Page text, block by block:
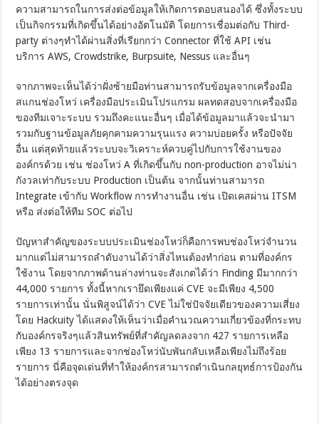
ความสามารถในการส่งต่อข้อมูลให้เกิดการตอบสนองได้ ซึ่งทั้งระบบ
เป็นกิจกรรมที่เกิดขึ้นได้อย่างอัตโนมัติ โดยการเชื่อมต่อกับ Third-
party ต่างๆทำได้ผ่านสิ่งที่เรียกกว่า Connector ที่ใช้ API เช่น
บริการ AWS, Crowdstrike, Burpsuite, Nessus และอื่นๆ
จากภาพจะเห็นได้ว่าฝั่งซ้ายมือท่านสามารถรับข้อมูลจากเครื่องมือ
สแกนช่องโหว่ เครื่องมือประเมินโปรแกรม ผลทดสอบจากเครื่องมือ
ของทีมเจาะระบบ รวมถึงคะแนะอื่นๆ เมื่อได้ข้อมูลมาแล้วจะนำมา
รวมกับฐานข้อมูลภัยคุกคามความรุนแรง ความบ่อยครั้ง หรือปัจจัย
อื่น แต่สุดท้ายแล้วระบบจะวิเคราะห์ควบคู่ไปกับการใช้งานของ
องค์กรด้วย เช่น ช่องโหว่ A ที่เกิดขึ้นกับ non-production อาจไม่น่า
กังวลเท่ากับระบบ Production เป็นต้น จากนั้นท่านสามารถ
Integrate เข้ากับ Workflow การทำงานอื่น เช่น เปิดเคสผ่าน ITSM
หรือ ส่งต่อให้ทีม SOC ต่อไป
ปัญหาสำคัญของระบบประเมินช่องโหว่ก็คือการพบช่องโหว่จำนวน
มากแต่ไม่สามารถลำดับงานได้ว่าสิ่งไหนต้องทำก่อน ตามที่องค์กร
ใช้งาน โดยจากภาพด้านล่างท่านจะสังเกตได้ว่า Finding มีมากกว่า
44,000 รายการ ทั้งนี้หากเรายึดเพียงแค่ CVE จะมีเพียง 4,500
รายการเท่านั้น นั่นพิสูจน์ได้ว่า CVE ไม่ใช่ปัจจัยเดียวของความเสี่ยง
โดย Hackuity ได้แสดงให้เห็นว่าเมื่อคำนวณความเกี่ยวข้องที่กระทบ
กับองค์กรจริงๆแล้วสินทรัพย์ที่สำคัญลดลงจาก 427 รายการเหลือ
เพียง 13 รายการและจากช่องโหว่นับพันกลับเหลือเพียงไม่ถึงร้อย
รายการ นี่คือจุดเด่นที่ทำให้องค์กรสามารถดำเนินกลยุทธ์การป้องกัน
ได้อย่างตรงจุด